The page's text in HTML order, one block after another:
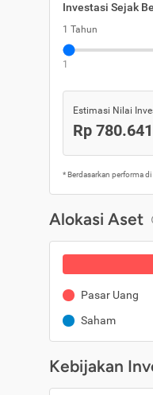
Investasi Sejak
1 Tahun
1
Estimasi Nilai
Rp 780.641
* Berdasarkan performa
Alokasi Aset
Pasar Uang
Saham
Kebijakan